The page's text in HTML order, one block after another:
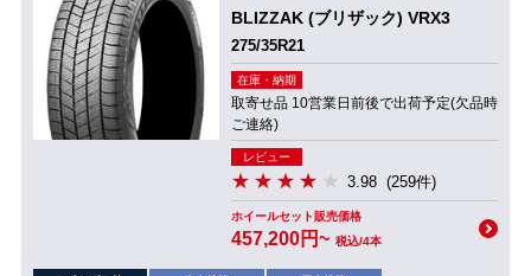
BLIZZAK (ブリザック) VRX3
275/35R21
在庫・納期
取寄せ品 10営業日前後で出荷予定(欠品時
ご連絡)
レビュー
3.98 (259件)
ホイールセット販売価格
457,200円~ 税込/4本